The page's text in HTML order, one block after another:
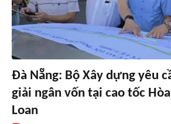
Đà Nẵng: Bộ Xây dựng yêu
giải ngân vốn tại cao tốc
Loan